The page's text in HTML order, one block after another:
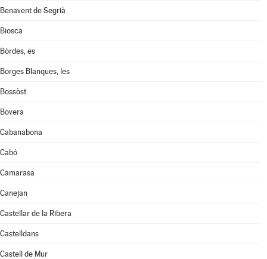
Benavent de Segrià
Biosca
Bòrdes, es
Borges Blanques, les
Bossòst
Bovera
Cabanabona
Cabó
Camarasa
Canejan
Castellar de la Ribera
Castelldans
Castell de Mur